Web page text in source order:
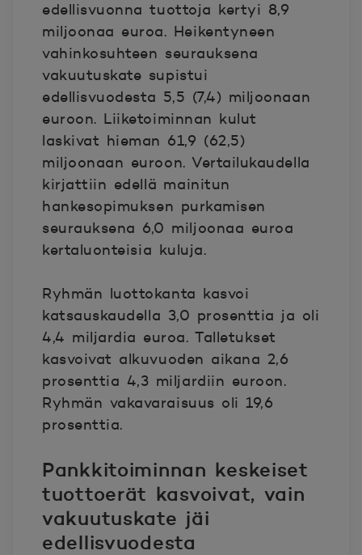
edellisvuonna tuottoja kertyi 8,9
miljoonaa euroa. Heikentyneen
vahinkosuhteen seurauksena
vakuutuskate supistui
edellisvuodesta 5,5 (7,4) miljoonaan
euroon. Liiketoiminnan kulut
laskivat hieman 61,9 (62,5)
miljoonaan euroon. Vertailukaudella
kirjattiin edellä mainitun
hankesopimuksen purkamisen
seurauksena 6,0 miljoonaa euroa
kertaluonteisia kuluja.
Ryhmän luottokanta kasvoi
katsauskaudella 3,0 prosenttia ja oli
4,4 miljardia euroa. Talletukset
kasvoivat alkuvuoden aikana 2,6
prosenttia 4,3 miljardiin euroon.
Ryhmän vakavaraisuus oli 19,6
prosenttia.
Pankkitoiminnan keskeiset
tuottoerät kasvoivat, vain
vakuutuskate jäi
edellisvuodesta